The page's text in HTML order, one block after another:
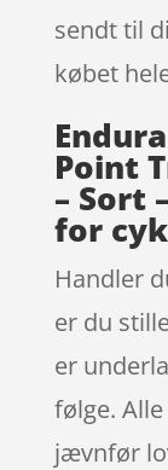
sendt til
købet
Point
– Sort
for
Handler
er du
er
følge.
jævnfør